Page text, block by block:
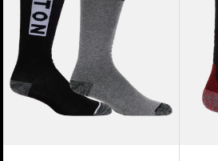
Herren
(2er-
Pack)
Herren